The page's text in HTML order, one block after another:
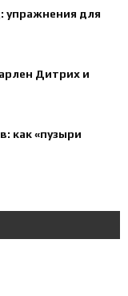
упражнения для
Дитрих и
как «пузыри